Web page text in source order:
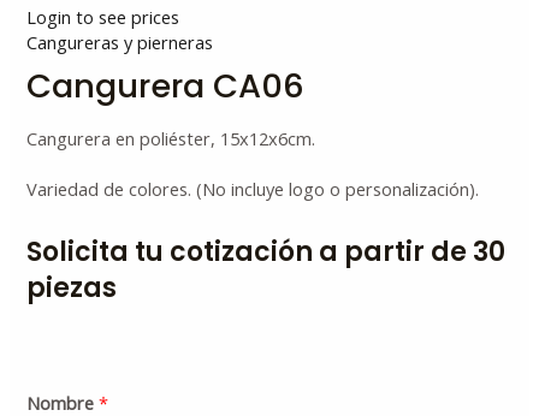
Login to see prices
Cangureras y pierneras
Cangurera CA06
Cangurera en poliéster, 15x12x6cm.
Variedad de colores. (No incluye logo o personalización).
Solicita tu cotización a partir de 30
piezas
Nombre*